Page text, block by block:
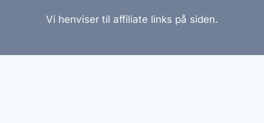
Vi henviser til affiliate links på siden.